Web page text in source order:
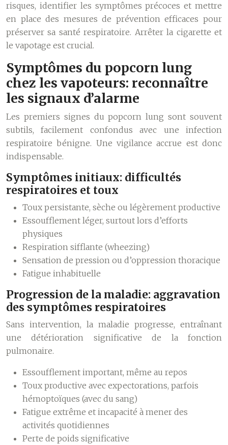
risques, identifier les symptômes précoces et mettre
en place des mesures de prévention efficaces pour
préserver sa santé respiratoire. Arrêter la cigarette et
le vapotage est crucial.
Symptômes du popcorn lung
chez les vapoteurs: reconnaître
les signaux d’alarme
Les premiers signes du popcorn lung sont souvent
subtils, facilement confondus avec une infection
respiratoire bénigne. Une vigilance accrue est donc
indispensable.
Symptômes initiaux: difficultés
respiratoires et toux
Toux persistante, sèche ou légèrement productive
Essoufflement léger, surtout lors d’efforts
physiques
Respiration sifflante (wheezing)
Sensation de pression ou d’oppression thoracique
Fatigue inhabituelle
Progression de la maladie: aggravation
des symptômes respiratoires
Sans intervention, la maladie progresse, entraînant
une détérioration significative de la fonction
pulmonaire.
Essoufflement important, même au repos
Toux productive avec expectorations, parfois
hémoptoïques (avec du sang)
Fatigue extrême et incapacité à mener des
activités quotidiennes
Perte de poids significative